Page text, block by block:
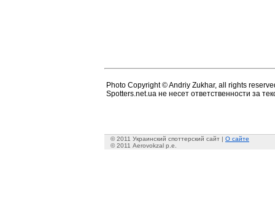
Photo Copyright © Andriy Zukhar, all rights
Spotters.net.ua не несет ответственности за
© 2011 Украинский споттерский сайт | О сайте
© 2011 Aerovokzal p.e.